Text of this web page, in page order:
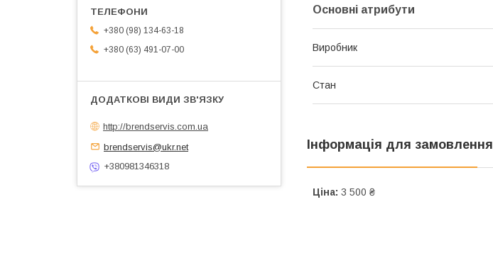
Основні атрибути
Виробник
Стан
Інформація для замовлення
Ціна: 3 500 ₴
+380 (98) 134-63-18
+380 (63) 491-07-00
http://brendservis.com.ua
brendservis@ukr.net
+380981346318